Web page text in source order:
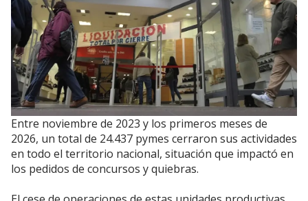
Entre noviembre de 2023 y los primeros meses de
2026, un total de 24.437 pymes cerraron sus actividades
en todo el territorio nacional, situación que impactó en
los pedidos de concursos y quiebras.